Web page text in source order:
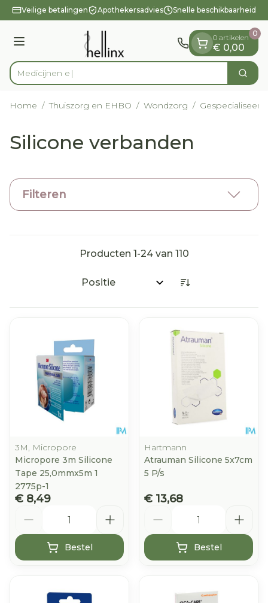
Ga naar de inhoud
1 van 1
Veilige betalingen Apothekersadvies Snelle beschikbaarheid
Menu
Product, merk, categorie... Zoek
0 artikelen
€ 0,00
0
Home / Thuiszorg en EHBO / Wondzorg /
Silicone verbanden
Filteren
Producten 1-24van 110
Sorteer op:
3M, Micropore
Micropore 3m Silicone
Tape 25,0mmx5m 1
2775p-1
€ 8,49
Bestel
Hartmann
Atrauman Silicone 5x7cm
5 P/s
€ 13,68
Bestel